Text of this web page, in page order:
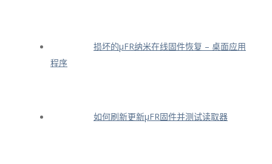
损坏的μFR纳米在线固件恢复 – 桌面应用
程序
如何刷新更新μFR固件并测试读取器